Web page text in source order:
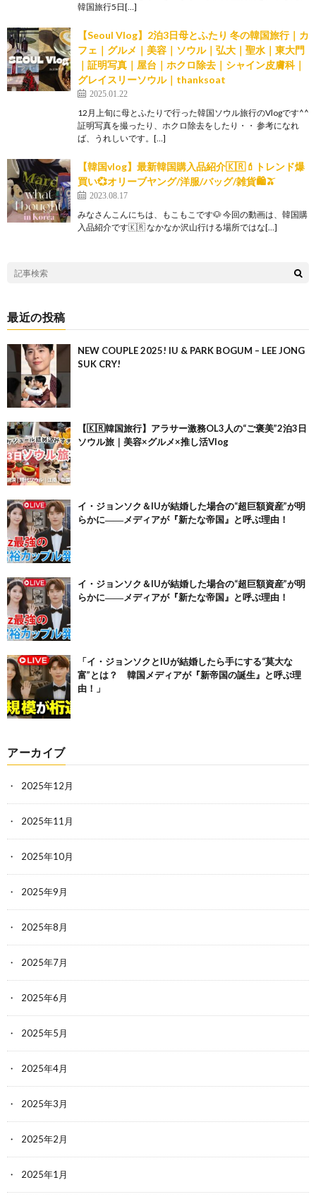
韓国旅行5日[…]
【Seoul Vlog】2泊3日母とふたり 冬の韓国旅行｜カ
フェ｜グルメ｜美容｜ソウル｜弘大｜聖水｜東大門
｜証明写真｜屋台｜ホクロ除去｜シャイン皮膚科｜
グレイスリーソウル｜thanksoat
2025.01.22
12月上旬に母とふたりで行った韓国ソウル旅行のVlogです^^
証明写真を撮ったり、ホクロ除去をしたり・・ 参考になれ
ば、うれしいです。[…]
【韓国vlog】最新韓国購入品紹介🇰🇷💄トレンド爆
買い💞オリーブヤング/洋服/バッグ/雑貨🛍🫒
2023.08.17
みなさんこんにちは、もこもこです🐶 今回の動画は、韓国購
入品紹介です🇰🇷 なかなか沢山行ける場所ではな[…]
最近の投稿
NEW COUPLE 2025! IU & PARK BOGUM – LEE JONG
SUK CRY!
【🇰🇷韓国旅行】アラサー激務OL3人の“ご褒美”2泊3日
ソウル旅｜美容×グルメ×推し活Vlog
イ・ジョンソク＆IUが結婚した場合の“超巨額資産”が明
らかに――メディアが『新たな帝国』と呼ぶ理由！
イ・ジョンソク＆IUが結婚した場合の“超巨額資産”が明
らかに――メディアが『新たな帝国』と呼ぶ理由！
「イ・ジョンソクとIUが結婚したら手にする“莫大な
富”とは？ 韓国メディアが『新帝国の誕生』と呼ぶ理
由！」
アーカイブ
2025年12月
2025年11月
2025年10月
2025年9月
2025年8月
2025年7月
2025年6月
2025年5月
2025年4月
2025年3月
2025年2月
2025年1月